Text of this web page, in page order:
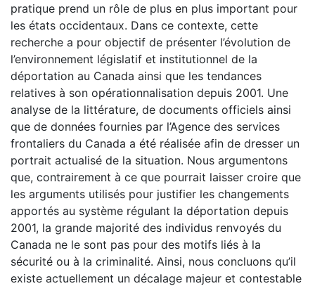
pratique prend un rôle de plus en plus important pour
les états occidentaux. Dans ce contexte, cette
recherche a pour objectif de présenter l’évolution de
l’environnement législatif et institutionnel de la
déportation au Canada ainsi que les tendances
relatives à son opérationnalisation depuis 2001. Une
analyse de la littérature, de documents officiels ainsi
que de données fournies par l’Agence des services
frontaliers du Canada a été réalisée afin de dresser un
portrait actualisé de la situation. Nous argumentons
que, contrairement à ce que pourrait laisser croire que
les arguments utilisés pour justifier les changements
apportés au système régulant la déportation depuis
2001, la grande majorité des individus renvoyés du
Canada ne le sont pas pour des motifs liés à la
sécurité ou à la criminalité. Ainsi, nous concluons qu’il
existe actuellement un décalage majeur et contestable